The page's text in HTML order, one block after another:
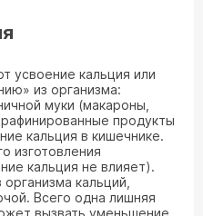
усвоение кальция или
из организма:
муки (макароны,
продукты
кальция в кишечнике.
изготовления
кальция не влияет).
кальций,
Всего одна лишняя
вызвать уменьшение